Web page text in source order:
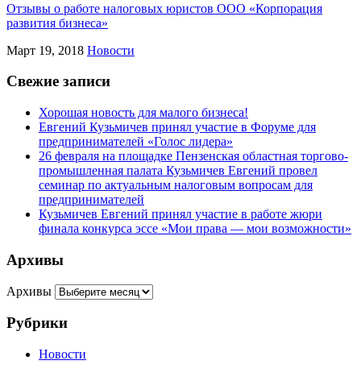
Отзывы о работе налоговых юристов ООО «Корпорация
развития бизнеса»
Март 19, 2018 Новости
Свежие записи
Хорошая новость для малого бизнеса!
Евгений Кузьмичев принял участие в Форуме для
предпринимателей «Голос лидера»
26 февраля на площадке Пензенская областная торгово-
промышленная палата Кузьмичев Евгений провел
семинар по актуальным налоговым вопросам для
предпринимателей
Кузьмичев Евгений принял участие в работе жюри
финала конкурса эссе «Мои права — мои возможности»
Архивы
Архивы
Рубрики
Новости